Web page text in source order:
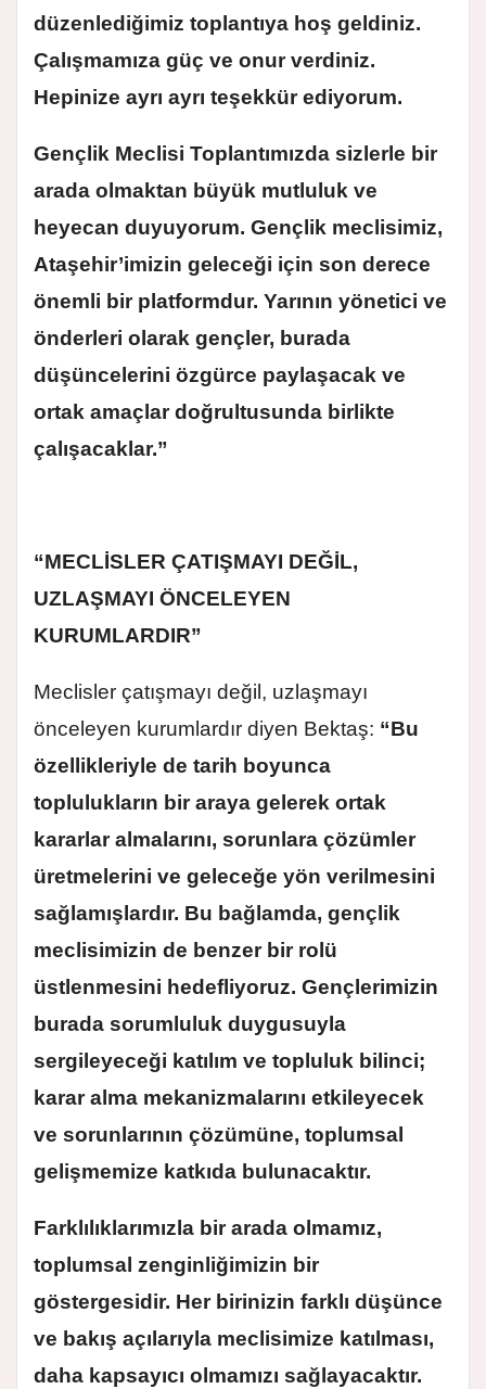
düzenlediğimiz toplantıya hoş geldiniz.
Çalışmamıza güç ve onur verdiniz.
Hepinize ayrı ayrı teşekkür ediyorum.
Gençlik Meclisi Toplantımızda sizlerle bir
arada olmaktan büyük mutluluk ve
heyecan duyuyorum. Gençlik meclisimiz,
Ataşehir’imizin geleceği için son derece
önemli bir platformdur. Yarının yönetici ve
önderleri olarak gençler, burada
düşüncelerini özgürce paylaşacak ve
ortak amaçlar doğrultusunda birlikte
çalışacaklar.”
“MECLİSLER ÇATIŞMAYI DEĞİL,
UZLAŞMAYI ÖNCELEYEN
KURUMLARDIR”
Meclisler çatışmayı değil, uzlaşmayı
önceleyen kurumlardır diyen Bektaş: “Bu
özellikleriyle de tarih boyunca
toplulukların bir araya gelerek ortak
kararlar almalarını, sorunlara çözümler
üretmelerini ve geleceğe yön verilmesini
sağlamışlardır. Bu bağlamda, gençlik
meclisimizin de benzer bir rolü
üstlenmesini hedefliyoruz. Gençlerimizin
burada sorumluluk duygusuyla
sergileyeceği katılım ve topluluk bilinci;
karar alma mekanizmalarını etkileyecek
ve sorunlarının çözümüne, toplumsal
gelişmemize katkıda bulunacaktır.
Farklılıklarımızla bir arada olmamız,
toplumsal zenginliğimizin bir
göstergesidir. Her birinizin farklı düşünce
ve bakış açılarıyla meclisimize katılması,
daha kapsayıcı olmamızı sağlayacaktır.